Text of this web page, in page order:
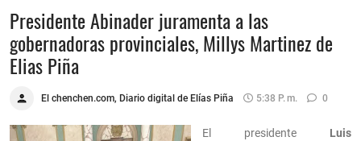
Presidente Abinader juramenta a las
gobernadoras provinciales, Millys Martinez de
Elias Piña
El chenchen.com, Diario digital de Elías Piña 5:38 P. M. 0
El presidente Luis